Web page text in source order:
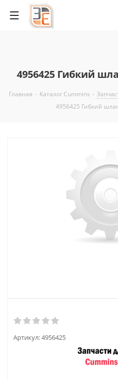
4956425 Гибкий
Главная - Каталог Cummins -
4956425 Гибкий
Артикул:4956425